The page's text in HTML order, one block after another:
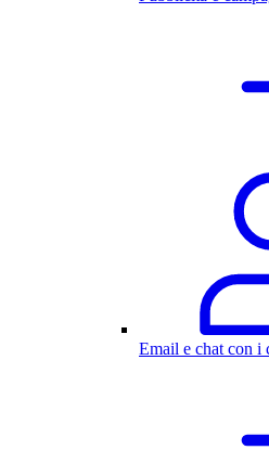
Email e chat con i